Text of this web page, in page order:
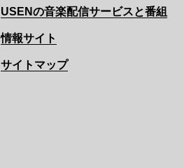
USENの音楽配信サービスと番組
情報サイト
サイトマップ